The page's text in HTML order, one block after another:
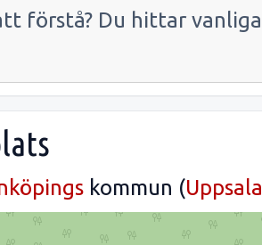
förstå? Du hittar vanliga
kommun (Uppsala